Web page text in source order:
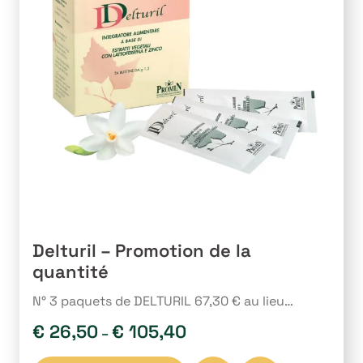
peuvent
page
du
produit
Delturil – Promotion de la
quantité
N° 3 paquets de DELTURIL 67,30 € au lieu…
€ 26,50 –€ 105,40